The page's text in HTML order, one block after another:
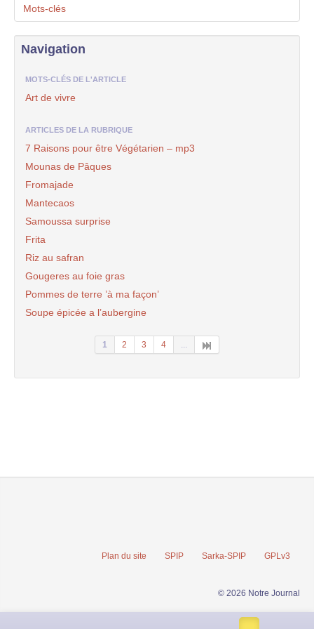
Mots-clés
Navigation
MOTS-CLÉS DE L'ARTICLE
Art de vivre
ARTICLES DE LA RUBRIQUE
7 Raisons pour être Végétarien – mp3
Mounas de Pâques
Fromajade
Mantecaos
Samoussa surprise
Frita
Riz au safran
Gougeres au foie gras
Pommes de terre ’à ma façon’
Soupe épicée a l’aubergine
1 2 3 4 ...
Plan du site SPIP Sarka-SPIP GPLv3
© 2026 Notre Journal